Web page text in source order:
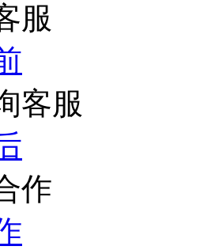
服
客服
作